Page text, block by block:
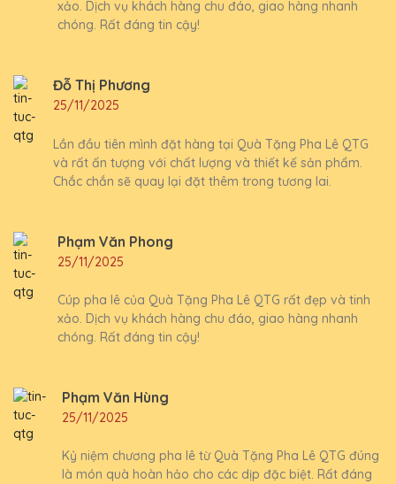
xảo. Dịch vụ khách hàng chu đáo, giao hàng nhanh
chóng. Rất đáng tin cậy!
Đỗ Thị Phương
25/11/2025
Lần đầu tiên mình đặt hàng tại Quà Tặng Pha Lê QTG
và rất ấn tượng với chất lượng và thiết kế sản phẩm.
Chắc chắn sẽ quay lại đặt thêm trong tương lai.
Phạm Văn Phong
25/11/2025
Cúp pha lê của Quà Tặng Pha Lê QTG rất đẹp và tinh
xảo. Dịch vụ khách hàng chu đáo, giao hàng nhanh
chóng. Rất đáng tin cậy!
Phạm Văn Hùng
25/11/2025
Kỷ niệm chương pha lê từ Quà Tặng Pha Lê QTG đúng
là món quà hoàn hảo cho các dịp đặc biệt. Rất đáng